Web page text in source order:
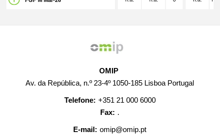
OMIP
Av. da República, n.º 23-4º 1050-185 Lisboa Portugal
Telefone: +351 21 000 6000
Fax: .
E-mail: omip@omip.pt